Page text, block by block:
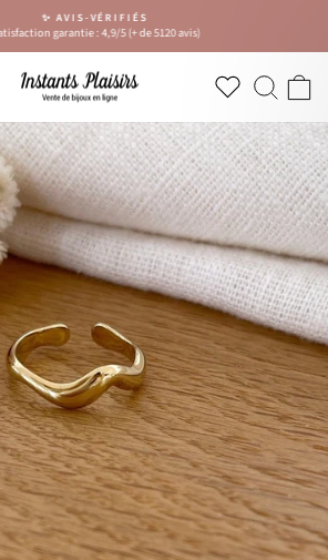
Diaporama
Pause
✨ AVIS-VÉRIFIÉS
garantie : 4,9/5 (+ de 5120 avis)